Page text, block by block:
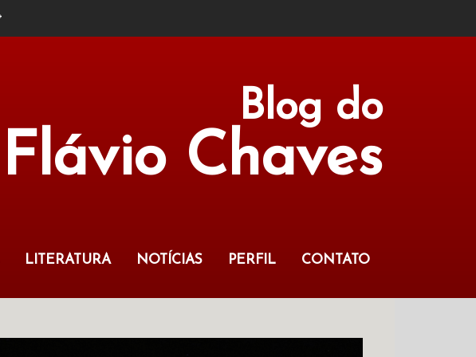
Blog do
Flávio Chaves
LITERATURA NOTÍCIAS PERFIL CONTATO